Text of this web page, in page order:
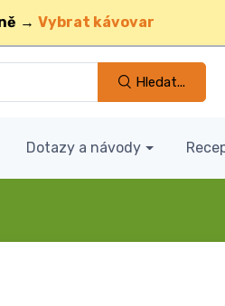
→ Vybrat kávovar
Hledat...
Dotazy a návody